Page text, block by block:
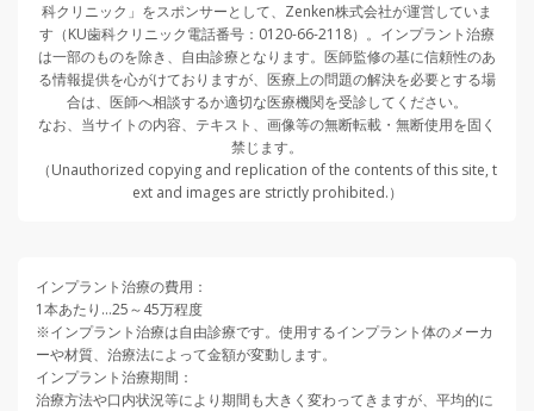
科クリニック」をスポンサーとして、Zenken株式会社が運営していま
す（KU歯科クリニック電話番号：0120-66-2118）。インプラント治療
は一部のものを除き、自由診療となります。医師監修の基に信頼性のあ
る情報提供を心がけておりますが、医療上の問題の解決を必要とする場
合は、医師へ相談するか適切な医療機関を受診してください。
なお、当サイトの内容、テキスト、画像等の無断転載・無断使用を固く
禁じます。
（Unauthorized copying and replication of the contents of this site, t
ext and images are strictly prohibited.）
インプラント治療の費用：
1本あたり…25～45万程度
※インプラント治療は自由診療です。使用するインプラント体のメーカ
ーや材質、治療法によって金額が変動します。
インプラント治療期間：
治療方法や口内状況等により期間も大きく変わってきますが、平均的に